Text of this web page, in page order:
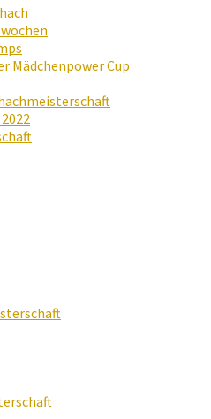
Mädchenpower Cup